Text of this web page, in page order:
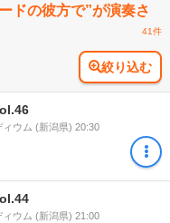
ドの彼方で”が演奏さ
41件
絞り込む
ウム (新潟県) 20:30
ウム (新潟県) 21:00